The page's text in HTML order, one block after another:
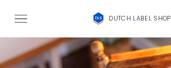
DUTCH LABEL SHOP